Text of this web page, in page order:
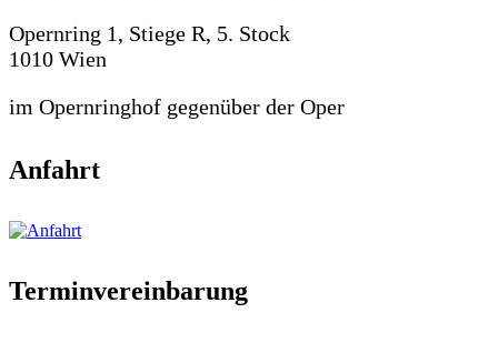
Opernring 1, Stiege R, 5. Stock
1010 Wien
im Opernringhof gegenüber der Oper
Anfahrt
Terminvereinbarung